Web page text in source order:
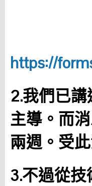
https://
2.我們已
主導。而
兩週。受
3.不過從